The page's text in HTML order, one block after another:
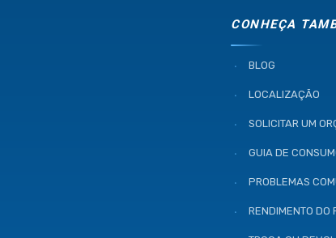
CONHEÇA
BLOG
LOCALIZAÇÃO
SOLICITAR UM
GUIA DE
PROBLEMAS
RENDIMENTO DO